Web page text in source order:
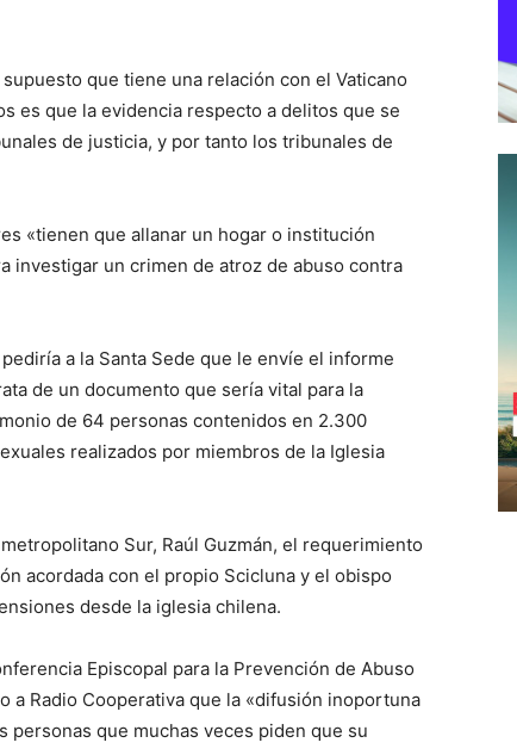
que tiene una relación con el Vaticano
es que la evidencia respecto a delitos que se
de justicia, y por tanto los tribunales de
«tienen que allanar un hogar o institución
investigar un crimen de atroz de abuso contra
a la Santa Sede que le envíe el informe
de un documento que sería vital para la
de 64 personas contenidos en 2.300
realizados por miembros de la Iglesia
Sur, Raúl Guzmán, el requerimiento
acordada con el propio Scicluna y el obispo
desde la iglesia chilena.
Episcopal para la Prevención de Abuso
a Radio Cooperativa que la «difusión inoportuna
personas que muchas veces piden que su